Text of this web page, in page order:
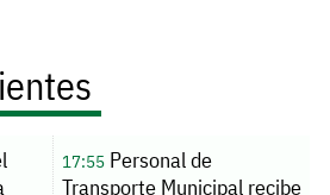
17:55Personal de
Transporte Municipal recibe